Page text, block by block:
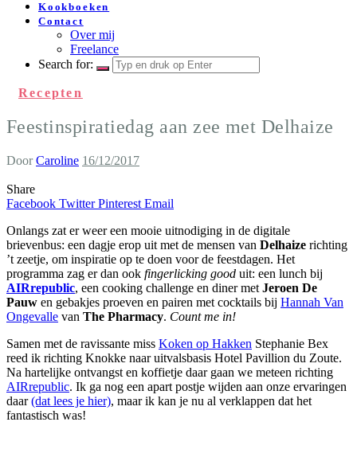
Kookboeken
Contact
Over mij
Freelance
Search for:
Recepten
Feestinspiratiedag aan zee met Delhaize
Door Caroline 16/12/2017
Share
Facebook Twitter Pinterest Email
Onlangs zat er weer een mooie uitnodiging in de digitale
brievenbus: een dagje erop uit met de mensen van Delhaize richting
’t zeetje, om inspiratie op te doen voor de feestdagen. Het
programma zag er dan ook fingerlicking good uit: een lunch bij
AIRrepublic, een cooking challenge en diner met Jeroen De
Pauw en gebakjes proeven en pairen met cocktails bij Hannah Van
Ongevalle van The Pharmacy. Count me in!
Samen met de ravissante miss Koken op Hakken Stephanie Bex
reed ik richting Knokke naar uitvalsbasis Hotel Pavillion du Zoute.
Na hartelijke ontvangst en koffietje daar gaan we meteen richting
AIRrepublic. Ik ga nog een apart postje wijden aan onze ervaringen
daar(dat lees je hier), maar ik kan je nu al verklappen dat het
fantastisch was!